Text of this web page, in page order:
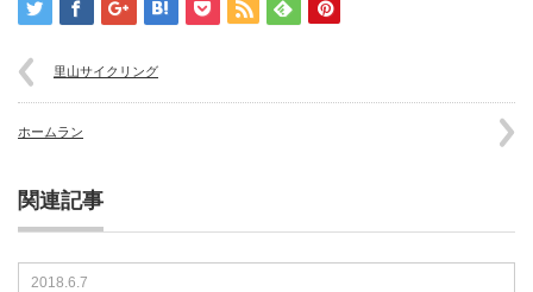
運
里山サイクリング
ホームラン
関連記事
2018.6.7